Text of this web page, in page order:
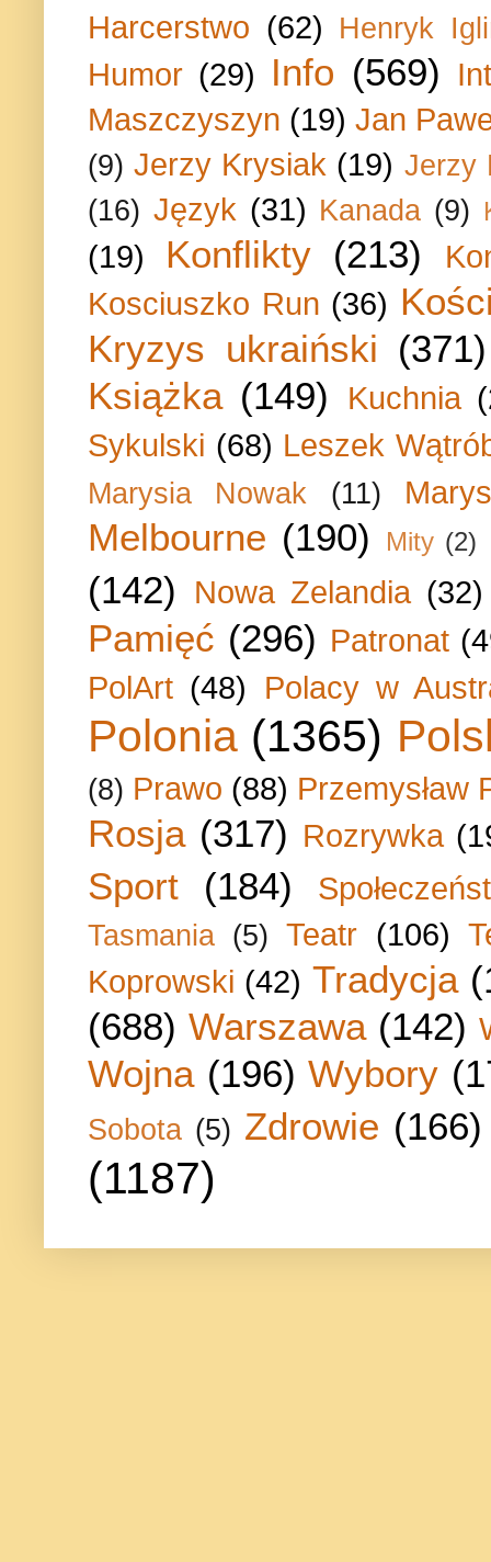
Harcerstwo (62) Henryk
Humor (29) Info (569)
Maszczyszyn (19) Jan
(9) Jerzy Krysiak (19) Jerzy
(16) Język (31) Kanada (9)
(19) Konflikty (213)
Kosciuszko Run (36)
Kryzys ukraiński (371)
Książka (149) Kuchnia
Sykulski (68) Leszek
Marysia Nowak (11)
Melbourne (190) Mity (2)
(142) Nowa Zelandia (32)
Pamięć (296) Patronat
PolArt (48) Polacy w
Polonia (1365)
(8) Prawo (88) Przemysław
Rosja (317) Rozrywka
Sport (184)
Tasmania (5) Teatr (106)
Koprowski (42) Tradycja
(688) Warszawa (142)
Wojna (196) Wybory
Sobota (5) Zdrowie (166)
(1187)